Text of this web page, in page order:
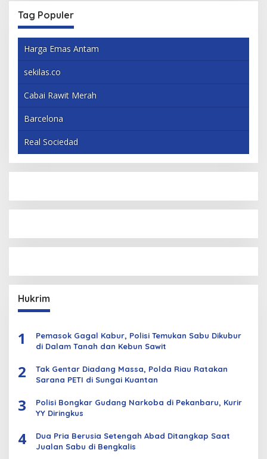
Tag Populer
Harga Emas Antam
sekilas.co
Cabai Rawit Merah
Barcelona
Real Sociedad
Hukrim
1
Pemasok Gagal Kabur, Polisi Temukan Sabu Dikubur
di Dalam Tanah dan Kebun Sawit
2
Tak Gentar Diadang Massa, Polda Riau Ratakan
Sarana PETI di Sungai Kuantan
3
Polisi Bongkar Gudang Narkoba di Pekanbaru, Kurir
YY Diringkus
4
Dua Pria Berusia Setengah Abad Ditangkap Saat
Jualan Sabu di Bengkalis